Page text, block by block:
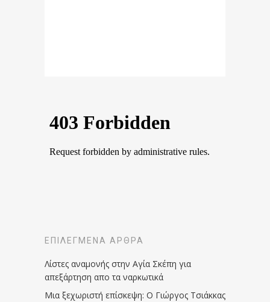
ΕΠΙΛΕΓΜΈΝΑ ΆΡΘΡΑ
Λίστες αναμονής στην Αγία Σκέπη για
απεξάρτηση απο τα ναρκωτικά
Μια ξεχωριστή επίσκεψη: Ο Γιώργος Τσιάκκας